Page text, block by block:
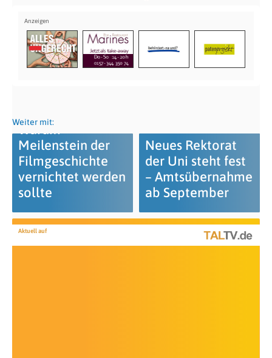
Weiter mit:
Warum
Meilenstein der
Filmgeschichte
vernichtet werden
sollte
Neues Rektorat
der Uni steht fest
– Amtsübernahme
ab September
Aktuell auf